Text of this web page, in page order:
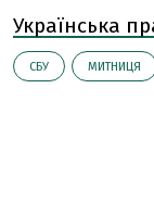
Українська
СБУ МИТНИЦЯ